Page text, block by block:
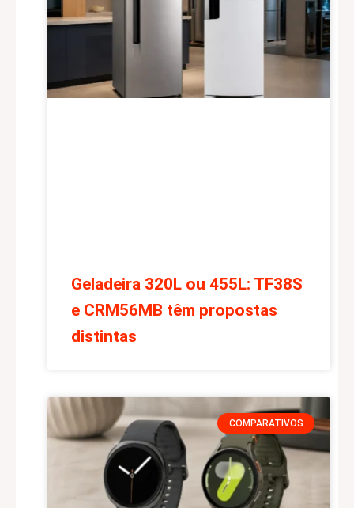
Geladeira 320L ou 455L: TF38S
e CRM56MB têm propostas
distintas
COMPARATIVOS